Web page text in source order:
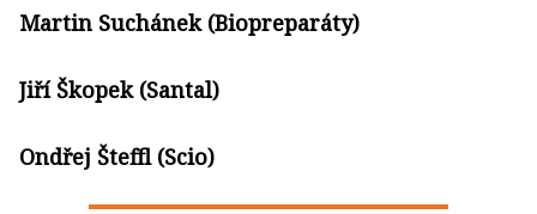
Martin Suchánek (Biopreparáty)
Jiří Škopek (Santal)
Ondřej Šteffl (Scio)